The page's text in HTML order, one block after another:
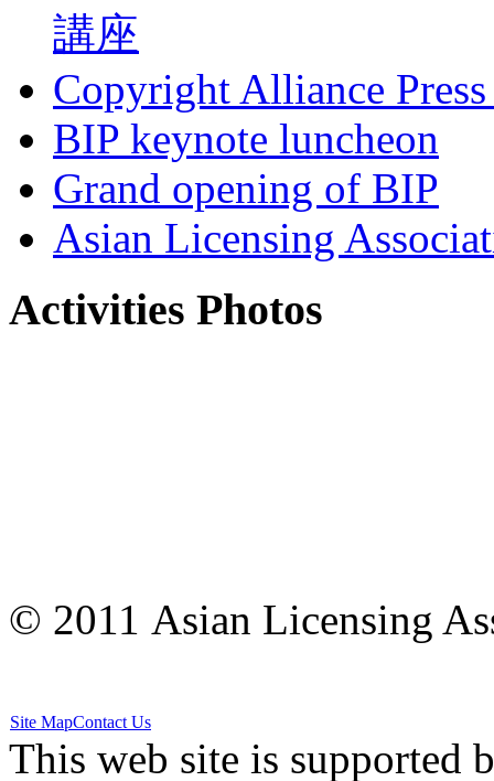
講座
Copyright Alliance
BIP keynote luncheon
Grand opening of BIP
Asian Licensing
Activities Photos
© 2011 Asian Licensing
Site MapContact Us
This web site is supported